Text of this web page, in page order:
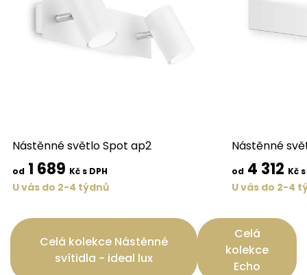
Nástěnné světlo Spot ap2
od 1 689 Kč s DPH
U vás do 2-4 týdnů
Nástěnné
od 4 312 Kč
U vás do 2-4
Celá kolekce Nástěnné
svítidla - ideal lux
Celá
kolekce
Echo